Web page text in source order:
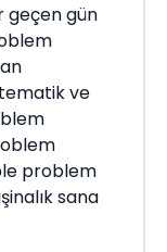
geçen gün
ve
problem
sana